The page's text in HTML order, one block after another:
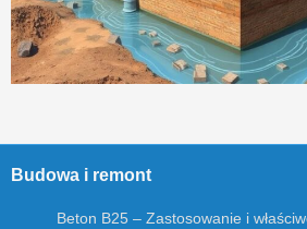
Budowa i remont
Beton B25 – Zastosowanie i